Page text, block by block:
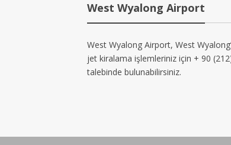
West Wyalong Airport
West Wyalong Airport, West
jet kiralama işlemleriniz için + 90
talebinde bulunabilirsiniz.